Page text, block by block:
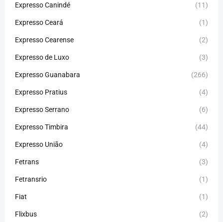
Expresso Canindé (11)
Expresso Ceará (1)
Expresso Cearense (2)
Expresso de Luxo (3)
Expresso Guanabara (266)
Expresso Pratius (4)
Expresso Serrano (6)
Expresso Timbira (44)
Expresso União (4)
Fetrans (3)
Fetransrio (1)
Fiat (1)
Flixbus (2)